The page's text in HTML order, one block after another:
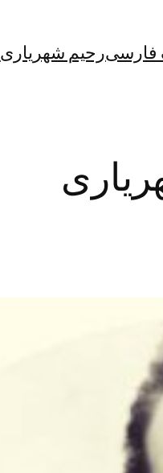
فارسیرحیم شهریاری